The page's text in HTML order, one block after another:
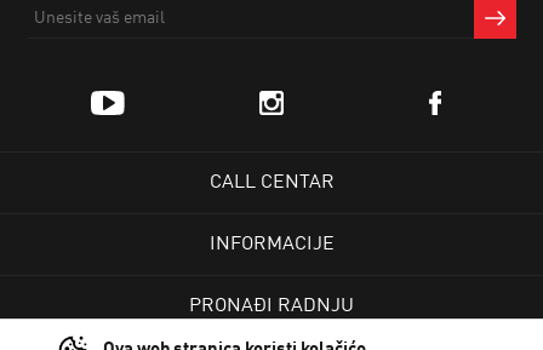
CALL CENTAR
INFORMACIJE
PRONAĐI RADNJU